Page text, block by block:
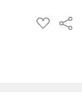
ADD
TO